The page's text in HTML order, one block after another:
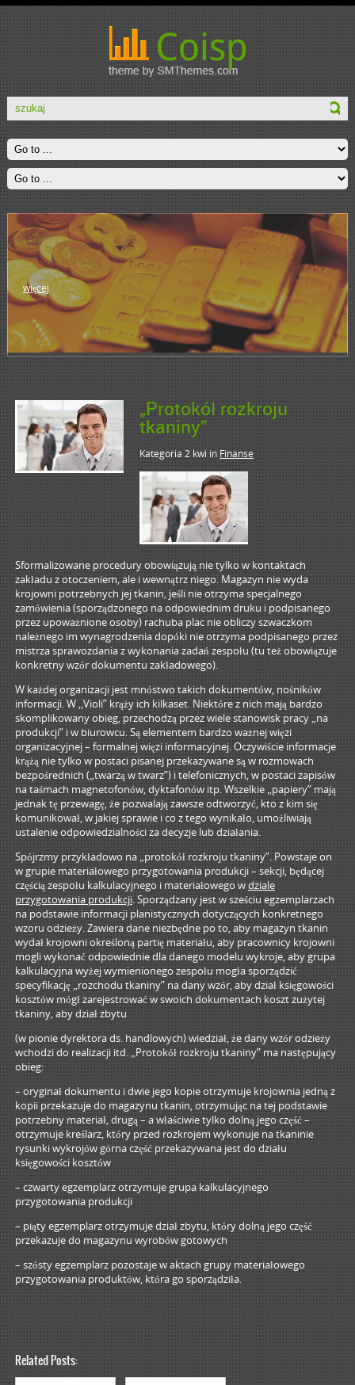
więcej
„Protokół rozkroju
tkaniny”
Kategoria 2 kwiinFinanse
Sformalizowane procedury obowiązują nie tylko w kontaktach
zakładu z otoczeniem, ale i wewnątrz niego. Magazyn nie wyda
krojowni potrzebnych jej tkanin, jeśli nie otrzyma specjalnego
zamówienia (sporządzonego na odpowiednim druku i podpisanego
przez upoważnione osoby) rachuba plac nie obliczy szwaczkom
należnego im wynagrodzenia dopóki nie otrzyma podpisanego przez
mistrza sprawozdania z wykonania zadań zespołu (tu też obowiązuje
konkretny wzór dokumentu zakładowego).
W każdej organizacji jest mnóstwo takich dokumentów, nośników
informacji. W ,,Violi” krąży ich kilkaset. Niektóre z nich mają bardzo
skomplikowany obieg, przechodzą przez wiele stanowisk pracy „na
produkcji” i w biurowcu. Są elementem bardzo ważnej więzi
organizacyjnej – formalnej więzi informacyjnej. Oczywiście informacje
krążą nie tylko w postaci pisanej przekazywane są w rozmowach
bezpośrednich („twarzą w twarz”) i telefonicznych, w postaci zapisów
na taśmach magnetofonów, dyktafonów itp. Wszelkie „papiery” mają
jednak tę przewagę, że pozwalają zawsze odtworzyć, kto z kim się
komunikował, w jakiej sprawie i co z tego wynikało, umożliwiają
ustalenie odpowiedzialności za decyzje lub działania.
Spójrzmy przykładowo na „protokół rozkroju tkaniny”. Powstaje on
w grupie materiałowego przygotowania produkcji – sekcji, będącej
częścią zespołu kalkulacyjnego i materiałowego wdziale
przygotowania produkcji. Sporządzany jest w sześciu egzemplarzach
na podstawie informacji planistycznych dotyczących konkretnego
wzoru odzieży. Zawiera dane niezbędne po to, aby magazyn tkanin
wydał krojowni określoną partię materiału, aby pracownicy krojowni
mogli wykonać odpowiednie dla danego modelu wykroje, aby grupa
kalkulacyjna wyżej wymienionego zespołu mogła sporządzić
specyfikację „rozchodu tkaniny” na dany wzór, aby dział księgowości
kosztów mógł zarejestrować w swoich dokumentach koszt zużytej
tkaniny, aby dział zbytu
(w pionie dyrektora ds. handlowych) wiedział, że dany wzór odzieży
wchodzi do realizacji itd. „Protokół rozkroju tkaniny” ma następujący
obieg:
– oryginał dokumentu i dwie jego kopie otrzymuje krojownia jedną z
kopii przekazuje do magazynu tkanin, otrzymując na tej podstawie
potrzebny materiał, drugą – a właściwie tylko dolną jego część –
otrzymuje kreślarz, który przed rozkrojem wykonuje na tkaninie
rysunki wykrojów górna część przekazywana jest do działu
księgowości kosztów
– czwarty egzemplarz otrzymuje grupa kalkulacyjnego
przygotowania produkcji
– piąty egzemplarz otrzymuje dział zbytu, który dolną jego część
przekazuje do magazynu wyrobów gotowych
– szósty egzemplarz pozostaje w aktach grupy materiałowego
przygotowania produktów, która go sporządziła.
Related Posts: